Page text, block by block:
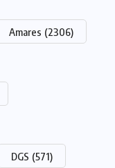
Amares (2306)
DGS (571)